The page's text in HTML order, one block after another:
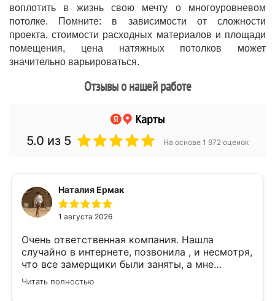
воплотить в жизнь свою мечту о многоуровневом
потолке. Помните: в зависимости от сложности
проекта, стоимости расходных материалов и площади
помещения, цена натяжных потолков может
значительно варьироваться.
Отзывы о нашей работе
5.0 из 5 На основе 1 972 оценок
Наталия Ермак
1 августа 2026
Очень ответственная компания. Нашла
случайно в интернете, позвонила , и несмотря,
что все замерщики были заняты, а мне
улетать, очень оперативно помогли. Был
замерщик Денис, потрясающий парень, все
Читать полностью